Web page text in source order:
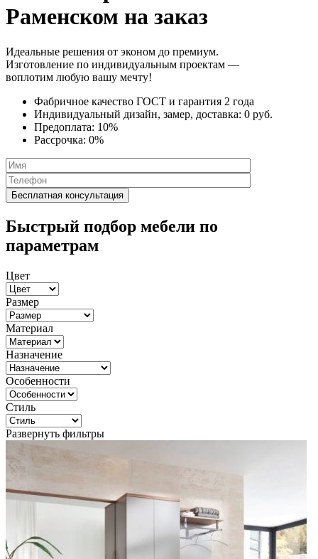
Раменском на заказ
Идеальные решения от эконом до премиум.
Изготовление по индивидуальным проектам —
воплотим любую вашу мечту!
Фабричное качество ГОСТ и гарантия 2 года
Индивидуальный дизайн, замер, доставка: 0 руб.
Предоплата: 10%
Рассрочка: 0%
Быстрый подбор мебели по
параметрам
Цвет
Размер
Материал
Назначение
Особенности
Стиль
Развернуть фильтры